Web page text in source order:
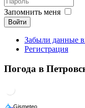
Запомнить меня
Войти
Забыли данные
Регистрация
Погода в